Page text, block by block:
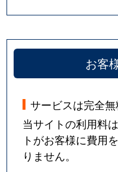
お客
サービスは完全
当サイトの利用料
トがお客様に費用
りません。